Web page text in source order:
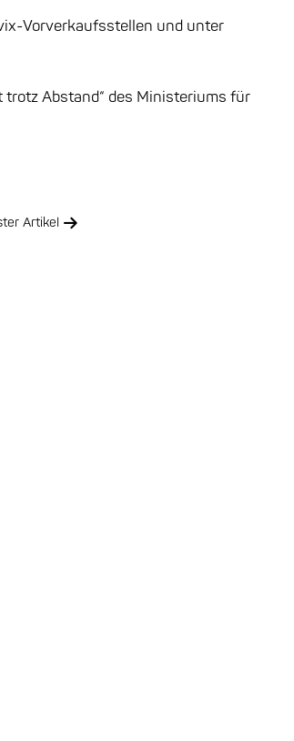
Vorverkaufsstellen und unter
trotz Abstand“ des Ministeriums für
Artikel